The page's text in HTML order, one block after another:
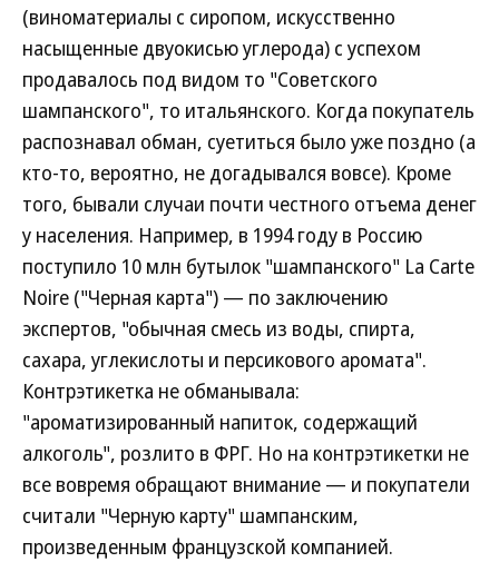
(виноматериалы с сиропом, искусственно
насыщенные двуокисью углерода) с успехом
продавалось под видом то "Советского
шампанского", то итальянского. Когда покупатель
распознавал обман, суетиться было уже поздно (а
кто-то, вероятно, не догадывался вовсе). Кроме
того, бывали случаи почти честного отъема денег
у населения. Например, в 1994 году в Россию
поступило 10 млн бутылок "шампанского" La Carte
Noire ("Черная карта") — по заключению
экспертов, "обычная смесь из воды, спирта,
сахара, углекислоты и персикового аромата".
Контрэтикетка не обманывала:
"ароматизированный напиток, содержащий
алкоголь", розлито в ФРГ. Но на контрэтикетки не
все вовремя обращают внимание — и покупатели
считали "Черную карту" шампанским,
произведенным французской компанией.